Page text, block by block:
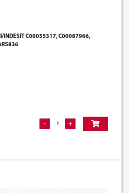
INDESIT C00055317, C00087966,
- +